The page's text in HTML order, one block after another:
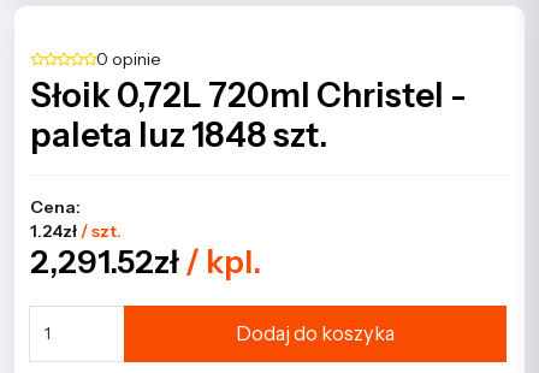
0 opinie
Słoik 0,72L 720ml Christel -
paleta luz 1848 szt.
Cena:
1.24zł / szt.
2,291.52zł/ kpl.
Dodaj do koszyka